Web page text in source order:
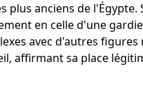
plus anciens de l'Égypte.
en celle d'une
avec d'autres figures
affirmant sa place